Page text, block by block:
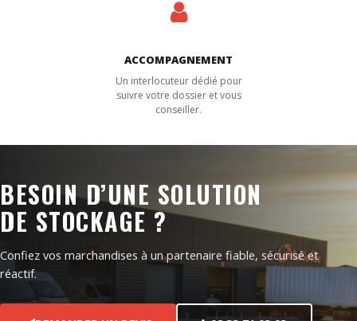
ACCOMPAGNEMENT
Un interlocuteur dédié pour
suivre votre dossier et vous
conseiller.
BESOIN D’UNE SOLUTION
DE STOCKAGE ?
Confiez vos marchandises à un partenaire fiable, sécurisé et
réactif.